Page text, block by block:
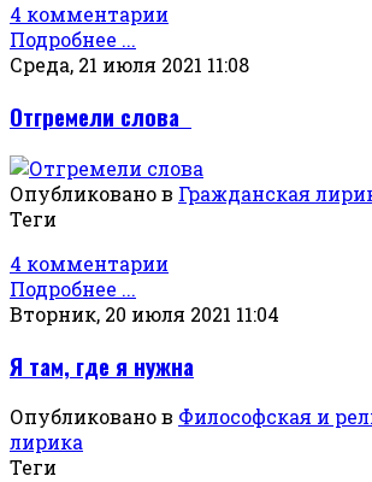
4 комментарии
Подробнее ...
Среда, 21 июля 2021 11:08
Отгремели слова
Опубликовано в Гражданская
Теги
4 комментарии
Подробнее ...
Вторник, 20 июля 2021 11:04
Я там, где я нужна
Опубликовано в Философская и
лирика
Теги